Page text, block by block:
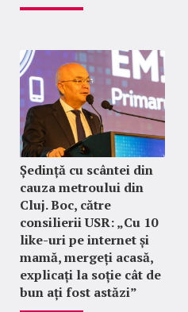
Ședință cu scântei din
cauza metroului din
Cluj. Boc, către
consilierii USR: „Cu 10
like-uri pe internet și
mamă, mergeți acasă,
explicați la soție cât de
bun ați fost astăzi”